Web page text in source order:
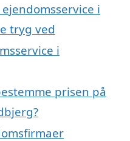
i
tryg ved
i
prisen på